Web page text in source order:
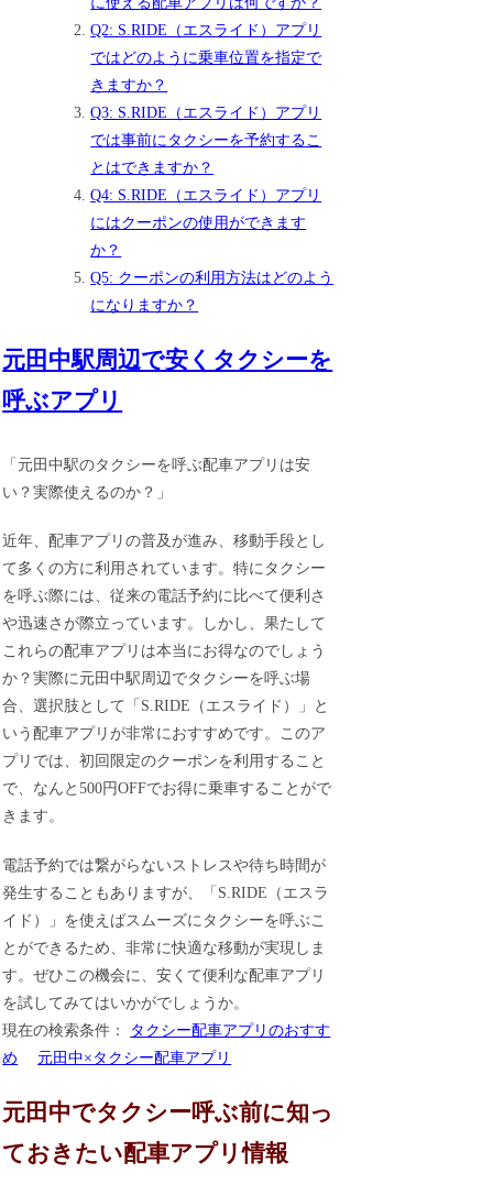
Q2: S.RIDE（エスライド）アプリ
ではどのように乗車位置を指定で
きますか？
Q3: S.RIDE（エスライド）アプリ
では事前にタクシーを予約するこ
とはできますか？
Q4: S.RIDE（エスライド）アプリ
にはクーポンの使用ができます
か？
Q5: クーポンの利用方法はどのよう
になりますか？
元田中駅周辺で安くタクシーを
呼ぶアプリ
「元田中駅のタクシーを呼ぶ配車アプリは安
い？実際使えるのか？」
近年、配車アプリの普及が進み、移動手段とし
て多くの方に利用されています。特にタクシー
を呼ぶ際には、従来の電話予約に比べて便利さ
や迅速さが際立っています。しかし、果たして
これらの配車アプリは本当にお得なのでしょう
か？実際に元田中駅周辺でタクシーを呼ぶ場
合、選択肢として「S.RIDE（エスライド）」と
いう配車アプリが非常におすすめです。このア
プリでは、初回限定のクーポンを利用すること
で、なんと500円OFFでお得に乗車することがで
きます。
電話予約では繋がらないストレスや待ち時間が
発生することもありますが、「S.RIDE（エスラ
イド）」を使えばスムーズにタクシーを呼ぶこ
とができるため、非常に快適な移動が実現しま
す。ぜひこの機会に、安くて便利な配車アプリ
を試してみてはいかがでしょうか。
現在の検索条件：
タクシー配車アプリのおすす
め
元田中×タクシー配車アプリ
元田中でタクシー呼ぶ前に知っ
ておきたい配車アプリ情報